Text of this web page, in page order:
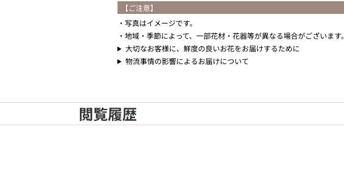
【ご注意】
写真はイメージです。
地域・季節によって、一部花材・花器等が異なる場合がございます。
大切なお客様に、鮮度の良いお花をお届けするために
物流事情の影響によるお届けについて
閲覧履歴